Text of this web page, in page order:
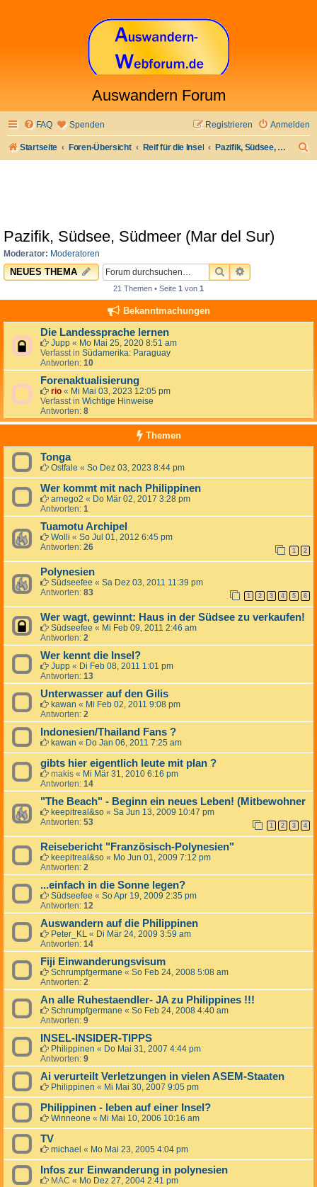
Auswandern Forum
FAQ Spenden Anmelden
Registrieren
Startseite Foren-Übersicht Reif für die Insel Pazifik, Südsee, Südmeer (Mar del Sur)
Pazifik, Südsee, Südmeer (Mar del Sur)
Moderator: Moderatoren
NEUES THEMA SUCHEERWEITERTE
21 Themen • Seite 1 von 1
Bekanntmachungen
Die Landessprache lernen
Jupp « Mo Mai 25, 2020 8:51 am
Verfasst in Südamerika: Paraguay
Antworten: 10
Forenaktualisierung
rio « Mi Mai 03, 2023 12:05 pm
Verfasst in Wichtige Hinweise
Antworten: 8
Themen
Tonga
Ostfale « So Dez 03, 2023 8:44 pm
Wer kommt mit nach Philippinen
arnego2 « Do Mär 02, 2017 3:28 pm
Antworten: 1
Tuamotu Archipel
Wolli « So Jul 01, 2012 6:45 pm
Antworten: 26 1 2
Polynesien
Südseefee « Sa Dez 03, 2011 11:39 pm
Antworten: 83 1 2 3 4 5 6
Wer wagt, gewinnt: Haus in der Südsee zu verkaufen!
Südseefee « Mi Feb 09, 2011 2:46 am
Antworten: 2
Wer kennt die Insel?
Jupp « Di Feb 08, 2011 1:01 pm
Antworten: 13
Unterwasser auf den Gilis
kawan « Mi Feb 02, 2011 9:08 pm
Antworten: 2
Indonesien/Thailand Fans ?
kawan « Do Jan 06, 2011 7:25 am
gibts hier eigentlich leute mit plan ?
makis « Mi Mär 31, 2010 6:16 pm
Antworten: 14
"The Beach" - Beginn ein neues Leben! (Mitbewohner
keepitreal&so « Sa Jun 13, 2009 10:47 pm
Antworten: 53 1 2 3 4
Reisebericht "Französisch-Polynesien"
keepitreal&so « Mo Jun 01, 2009 7:12 pm
Antworten: 2
...einfach in die Sonne legen?
Südseefee « So Apr 19, 2009 2:35 pm
Antworten: 12
Auswandern auf die Philippinen
Peter_KL « Di Mär 24, 2009 3:59 am
Antworten: 14
Fiji Einwanderungsvisum
Schrumpfgermane « So Feb 24, 2008 5:08 am
Antworten: 2
An alle Ruhestaendler- JA zu Philippines !!!
Schrumpfgermane « So Feb 24, 2008 4:40 am
Antworten: 9
INSEL-INSIDER-TIPPS
Philippinen « Do Mai 31, 2007 4:44 pm
Antworten: 9
Ai verurteilt Verletzungen in vielen ASEM-Staaten
Philippinen « Mi Mai 30, 2007 9:05 pm
Philippinen - leben auf einer Insel?
Winneone « Mi Mai 10, 2006 10:16 am
TV
michael « Mo Mai 23, 2005 4:04 pm
Infos zur Einwanderung in polynesien
MAC « Mo Dez 27, 2004 2:41 pm